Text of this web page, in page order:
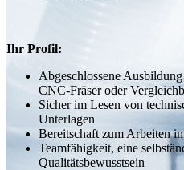
Ihr Profil:
Abgeschlossene
CNC-Fräser oder
Sicher im Lesen von
Unterlagen
Bereitschaft zum Arbeiten
Teamfähigkeit, eine
Qualitätsbewusstsein